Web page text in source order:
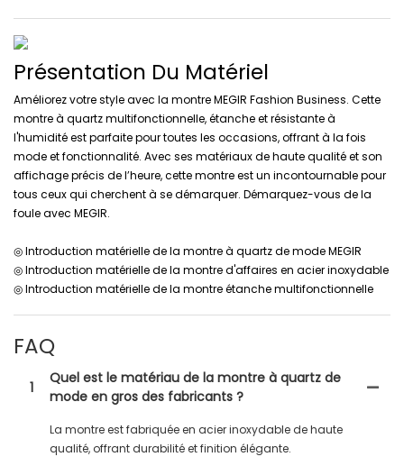
Présentation Du Matériel
Améliorez votre style avec la montre MEGIR Fashion Business. Cette
montre à quartz multifonctionnelle, étanche et résistante à
l'humidité est parfaite pour toutes les occasions, offrant à la fois
mode et fonctionnalité. Avec ses matériaux de haute qualité et son
affichage précis de l’heure, cette montre est un incontournable pour
tous ceux qui cherchent à se démarquer. Démarquez-vous de la
foule avec MEGIR.
◎ Introduction matérielle de la montre à quartz de mode MEGIR
◎ Introduction matérielle de la montre d'affaires en acier inoxydable
◎ Introduction matérielle de la montre étanche multifonctionnelle
FAQ
1
Quel est le matériau de la montre à quartz de
mode en gros des fabricants ?
La montre est fabriquée en acier inoxydable de haute
qualité, offrant durabilité et finition élégante.